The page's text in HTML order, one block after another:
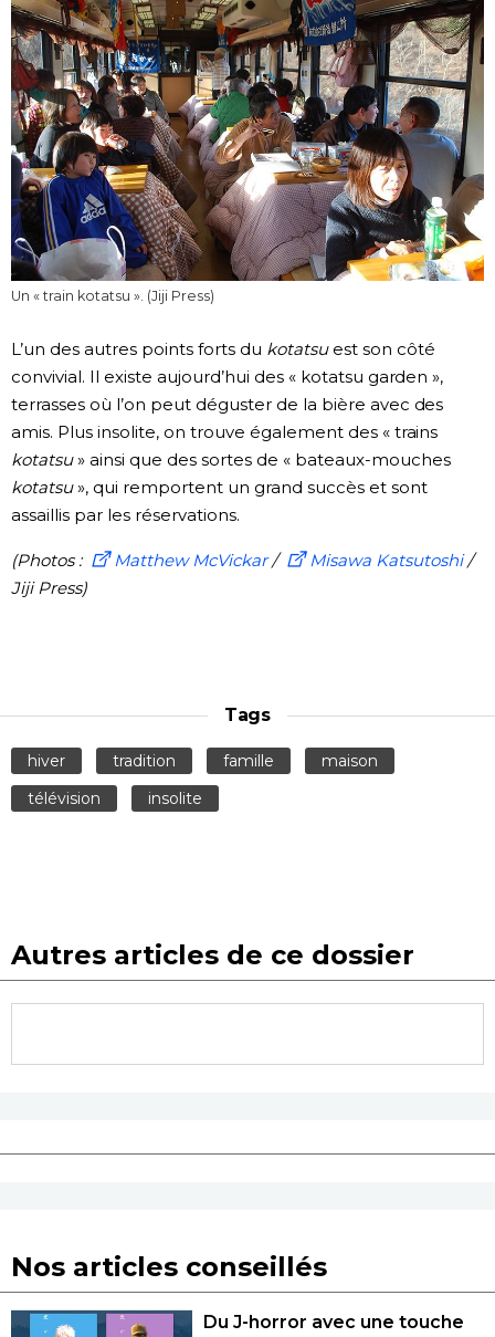
Un « train kotatsu ». (Jiji Press)
L’un des autres points forts du kotatsuest son côté
convivial. Il existe aujourd’hui des « kotatsu garden »,
terrasses où l’on peut déguster de la bière avec des
amis. Plus insolite, on trouve également des « trains
kotatsu» ainsi que des sortes de « bateaux-mouches
kotatsu», qui remportent un grand succès et sont
assaillis par les réservations.
(Photos : Matthew McVickar/ Misawa Katsutoshi/
Jiji Press)
Tags
hiver tradition famille
maison
télévision
insolite
Autres articles de ce dossier
Nos articles conseillés
Du J-horror avec une touche